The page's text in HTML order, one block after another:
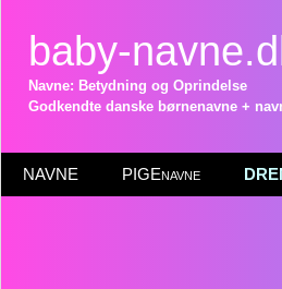
baby-
Navne: Betydning og Oprindelse
Godkendte danske børnenavne +
NAVNE PIGEnavne